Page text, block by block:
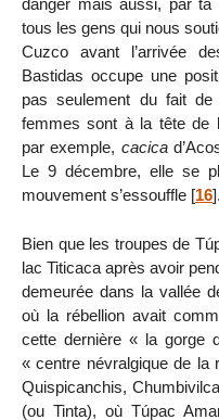
danger mais aussi, par
tous les gens qui nous
Cuzco avant l’arrivée
Bastidas occupe une
pas seulement du fait de
femmes sont à la tête de
par exemple, cacica
Le 9 décembre, elle se
mouvement s’essouffle [16].
Bien que les troupes de
lac Titicaca après avoir
demeurée dans la vallée
où la rébellion avait
cette dernière « la gorge
« centre névralgique de la
Quispicanchis,
(ou Tinta), où Túpac